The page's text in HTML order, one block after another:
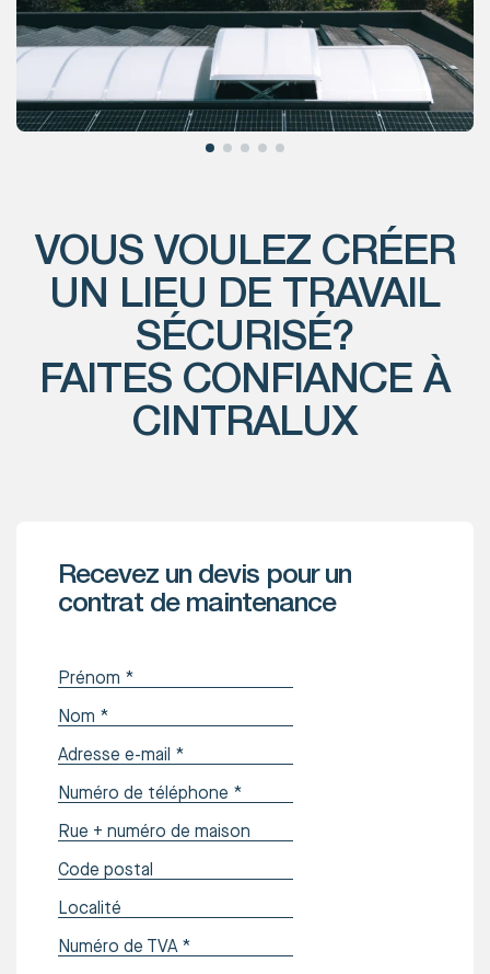
VOUS VOULEZ CRÉER
UN LIEU DE TRAVAIL
SÉCURISÉ?
FAITES CONFIANCE À
CINTRALUX
Recevez un devis pour un
contrat de maintenance
Prénom *
Nom *
Adresse e-mail *
Numéro de téléphone *
Rue + numéro de maison
Code postal
Localité
Numéro de TVA *